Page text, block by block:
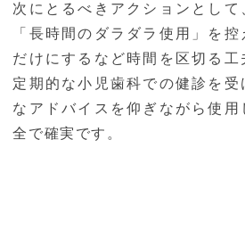
次にとるべきアクションとして
「長時間のダラダラ使用」を
だけにするなど時間を区切る工
定期的な小児歯科での健診を受
なアドバイスを仰ぎながら使
全で確実です。